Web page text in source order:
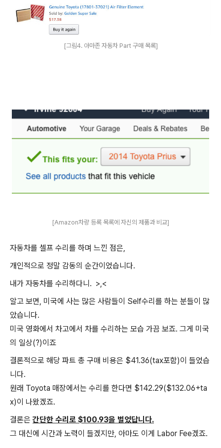
[그림4. 아마존 자동차 Part 구매 목록]
[Amazon차량 등록 목록에 자신의 제품과 비교]
자동차를 셀프 수리를 하며 느낀 점은,
개인적으로 정말 감동의 순간이었습니다.
내가 자동차를 수리하다니. >,<
알고 보면, 미국에 사는 많은 사람들이 Self수리를 하는 분들이 많
았습니다.
미국 영화에서 차고에서 차를 수리하는 모습 가끔 보죠. 그게 미국
의 일상(?)이죠
결론적으로 해당 파트 총 구매 비용은 $41.36(tax포함)이 들었습
니다.
원래 Toyota 매장에서는 수리를 한다면 $142.29($132.06+ta
x)이 나왔겠죠.
결론은간단한 수리로 $100.93을 벌었답니다.
그 대신에 시간과 노력이 들겠지만, 아마도 이게 Labor Fee겠죠.